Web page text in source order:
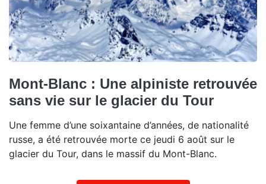
Mont-Blanc : Une alpiniste retrouvée
sans vie sur le glacier du Tour
Une femme d’une soixantaine d’années, de nationalité
russe, a été retrouvée morte ce jeudi 6 août sur le
glacier du Tour, dans le massif du Mont-Blanc.